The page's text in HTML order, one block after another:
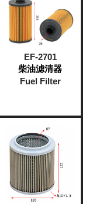
EF-2701
柴油滤清器
Fuel Filter